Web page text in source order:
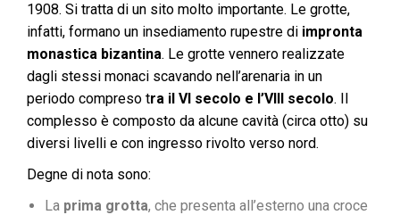
1908. Si tratta di un sito molto importante. Le grotte,
infatti, formano un insediamento rupestre di impronta
monastica bizantina. Le grotte vennero realizzate
dagli stessi monaci scavando nell’arenaria in un
periodo compreso tra il VI secolo e l’VIII secolo. Il
complesso è composto da alcune cavità (circa otto) su
diversi livelli e con ingresso rivolto verso nord.
Degne di nota sono:
La prima grotta, che presenta all’esterno una croce